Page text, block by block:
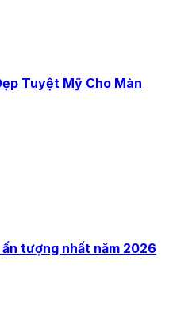
Tuyệt Mỹ Cho Màn
tượng nhất năm 2026